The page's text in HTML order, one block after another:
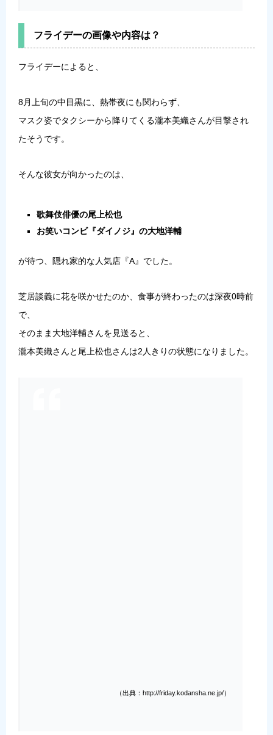
フライデーの画像や内容は？
フライデーによると、
8月上旬の中目黒に、熱帯夜にも関わらず、
マスク姿でタクシーから降りてくる瀧本美織さんが目撃され
たそうです。
そんな彼女が向かったのは、
歌舞伎俳優の尾上松也
お笑いコンビ『ダイノジ』の大地洋輔
が待つ、隠れ家的な人気店『A』でした。
芝居談義に花を咲かせたのか、食事が終わったのは深夜0時前
で、
そのまま大地洋輔さんを見送ると、
瀧本美織さんと尾上松也さんは2人きりの状態になりました。
（出典：http://friday.kodansha.ne.jp/）